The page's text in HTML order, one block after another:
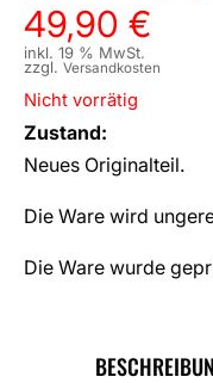
49,90 €
inkl. 19 % MwSt.
zzgl. Versandkosten
Nicht vorrätig
Zustand:
Neues Originalteil.
Die Ware wird
Die Ware wurde